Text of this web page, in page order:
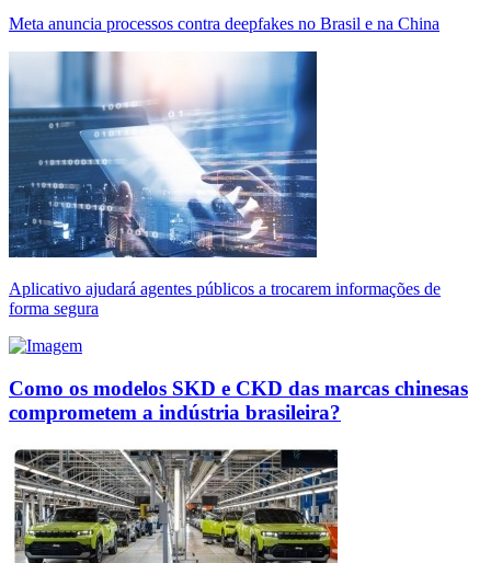
Meta anuncia processos contra deepfakes no Brasil e na China
Aplicativo ajudará agentes públicos a trocarem informações de
forma segura
Como os modelos SKD e CKD das marcas chinesas
comprometem a indústria brasileira?